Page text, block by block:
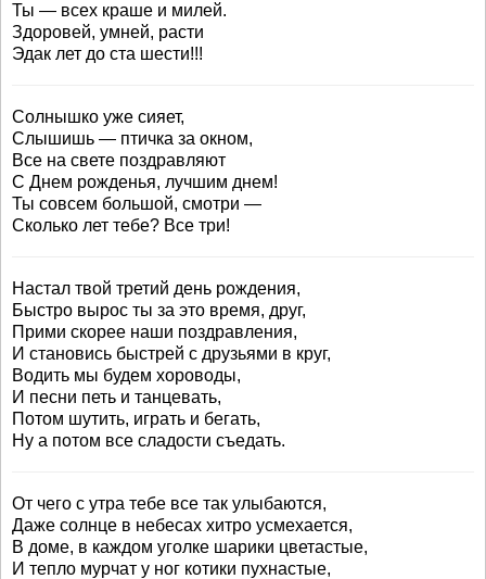
Ты — всех краше и милей.
Здоровей, умней, расти
Эдак лет до ста шести!!!
Солнышко уже сияет,
Слышишь — птичка за окном,
Все на свете поздравляют
С Днем рожденья, лучшим днем!
Ты совсем большой, смотри —
Сколько лет тебе? Все три!
Настал твой третий день рождения,
Быстро вырос ты за это время, друг,
Прими скорее наши поздравления,
И становись быстрей с друзьями в круг,
Водить мы будем хороводы,
И песни петь и танцевать,
Потом шутить, играть и бегать,
Ну а потом все сладости съедать.
От чего с утра тебе все так улыбаются,
Даже солнце в небесах хитро усмехается,
В доме, в каждом уголке шарики цветастые,
И тепло мурчат у ног котики пухнастые,